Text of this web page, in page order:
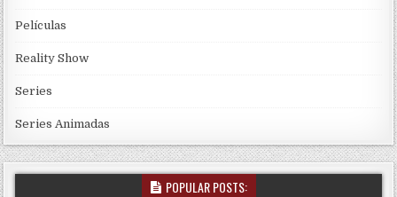
Películas
Reality Show
Series
Series Animadas
POPULAR POSTS: